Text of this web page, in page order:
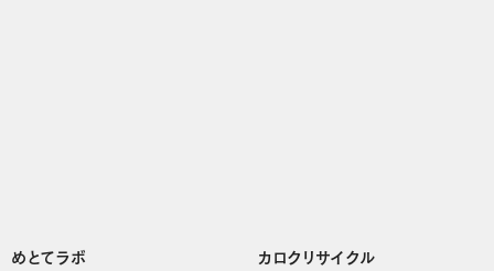
めとてラボ カロクリサイクル